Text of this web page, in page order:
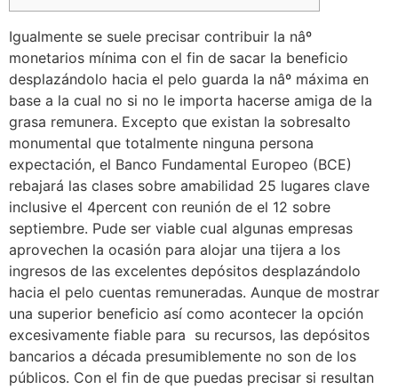
Igualmente se suele precisar contribuir la nâº
monetarios mínima con el fin de sacar la beneficio
desplazándolo hacia el pelo guarda la nâº máxima en
base a la cual no si no le importa hacerse amiga de la
grasa remunera. Excepto que existan la sobresalto
monumental que totalmente ninguna persona
expectación, el Banco Fundamental Europeo (BCE)
rebajará las clases sobre amabilidad 25 lugares clave
inclusive el 4percent con reunión de el 12 sobre
septiembre. Pude ser viable cual algunas empresas
aprovechen la ocasión para alojar una tijera a los
ingresos de las excelentes depósitos desplazándolo
hacia el pelo cuentas remuneradas. Aunque de mostrar
una superior beneficio así­ como acontecer la opción
excesivamente fiable para su recursos, las depósitos
bancarios a década presumiblemente no son de los
públicos. Con el fin de que puedas precisar si resultan